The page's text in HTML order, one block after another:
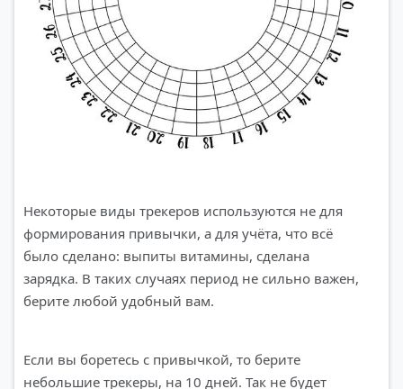
Некоторые виды трекеров используются не для
формирования привычки, а для учёта, что всё
было сделано: выпиты витамины, сделана
зарядка. В таких случаях период не сильно важен,
берите любой удобный вам.
Если вы боретесь с привычкой, то берите
небольшие трекеры, на 10 дней. Так не будет